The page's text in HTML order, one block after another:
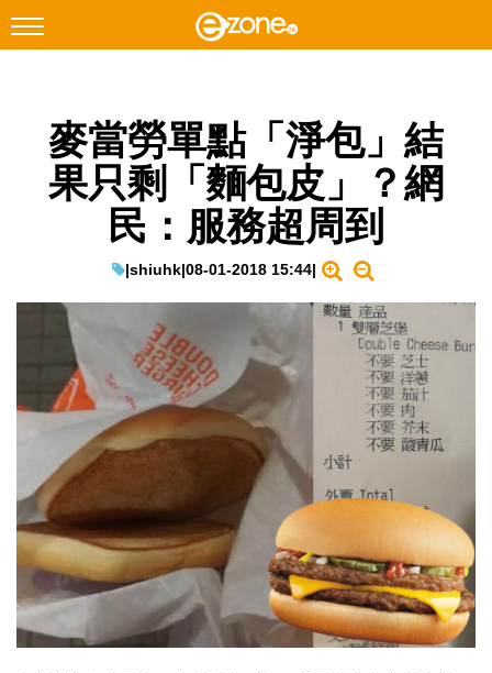
Facebook Instagram
科技焦點
教學評測
EduTech
IT Times
生成式AI與雲端應用
Enterprise Digital Transformation
特集
麥當勞單點「淨包」結
果只剩「麵包皮」？網
民：服務超周到
|shiuhk|08-01-2018 15:44|